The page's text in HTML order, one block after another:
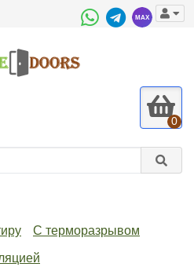
0
С терморазрывом